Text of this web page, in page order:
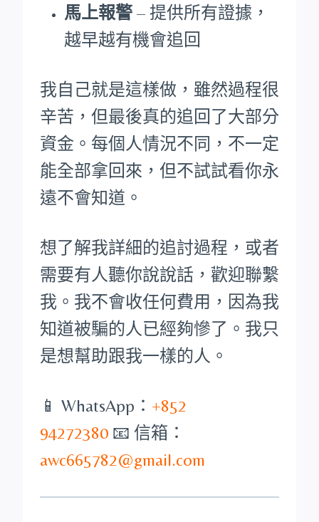
馬上報警 – 提供所有證據，
越早越有機會追回
我自己就是這樣做，雖然過程很
辛苦，但最後真的追回了大部分
資金。每個人情況不同，不一定
能全部拿回來，但不試試看你永
遠不會知道。
想了解我詳細的追討過程，或者
需要有人聽你說說話，歡迎聯繫
我。我不會收任何費用，因為我
知道被騙的人已經夠慘了。我只
是想幫助跟我一樣的人。
📱 WhatsApp： +852
94272380 📧 信箱：
awc665782@gmail.com